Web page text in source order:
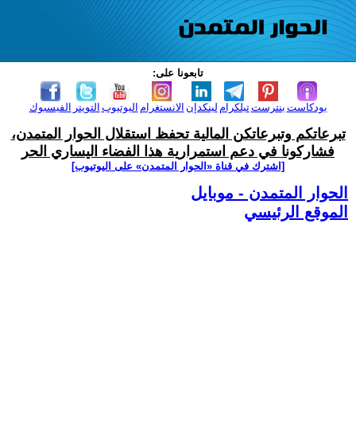
تابعونا على:
الفيسبوك التويتر اليوتيوب الانستغرام لينكدإن تيلكرامبنترست بودكاست
تبرعاتكم وتبرعاتكن المالية تحفظ استقلال الحوار المتمدن،
فشاركونا في دعم استمرارية هذا الفضاء اليساري الحر
[اشترك في قناة ‫«الحوار المتمدن» على اليوتيوب]
الحوار المتمدن - موبايل
الموقع الرئيسي